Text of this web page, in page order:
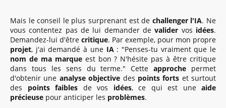
Mais le conseil le plus surprenant est de challenger l'IA. Ne
vous contentez pas de lui demander devalider vos idées.
Demandez-lui d'être critique. Par exemple, pour mon propre
projet, j'ai demandé à une IA: "Penses-tu vraiment que le
nom de ma marqueest bon ? N'hésite pas à être critique
dans tous les sens du terme." Cetteapproche permet
d'obtenir une analyse objective des points forts et surtout
des points faibles de vos idées, ce qui est une aide
précieuse pour anticiper les problèmes.